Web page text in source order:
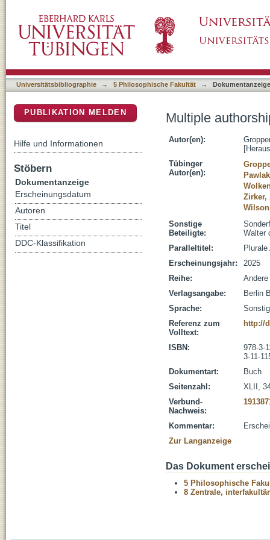
Universitätsbibliographie → 5 Philosophische Fakultät → Dokumentanzeige
Multiple
Autor(en):
Tübinger
Autor(en):
Zirker,
Sonstige
Beteiligte:
Walter
Paralleltitel:
Erscheinungsjahr:
2025
Reihe:
Verlagsangabe:
Berlin
Sprache:
Referenz zum
Volltext:
http://
ISBN:
978-3-
3-11-
Dokumentart:
Buch
Seitenzahl:
XLII,
Verbund-
Nachweis:
Kommentar:
Zur Langanzeige
Das Dokument
5 Philosophische
8 Zentrale,
PUBLIKATION MELDEN
Hilfe und Informationen
Stöbern
Dokumentanzeige
Erscheinungsdatum
Autoren
Titel
DDC-Klassifikation